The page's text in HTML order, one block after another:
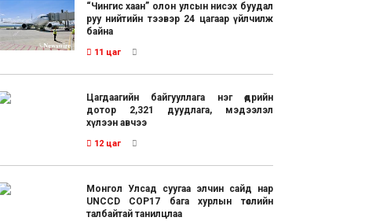
“Чингис хаан” олон улсын нисэх буудал
руу нийтийн тээвэр 24 цагаар үйлчилж
байна
11 цаг
Цагдаагийн байгууллага нэг өдрийн
дотор 2,321 дуудлага, мэдээлэл
хүлээн авчээ
12 цаг
Монгол Улсад суугаа элчин сайд нар
UNCCD COP17 бага хурлын төслийн
талбайтай танилцлаа